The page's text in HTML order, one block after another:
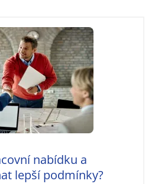
nabídku a
lepší podmínky?